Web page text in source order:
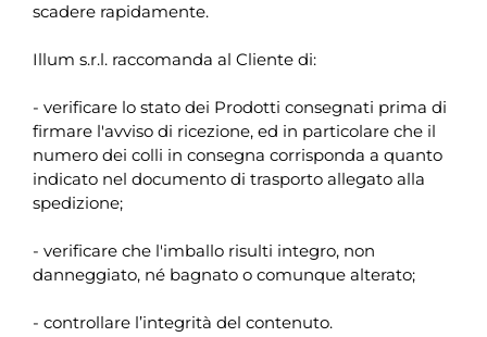
scadere rapidamente.
Illum s.r.l. raccomanda al Cliente di:
- verificare lo stato dei Prodotti consegnati prima di
firmare l'avviso di ricezione, ed in particolare che il
numero dei colli in consegna corrisponda a quanto
indicato nel documento di trasporto allegato alla
spedizione;
- verificare che l'imballo risulti integro, non
danneggiato, né bagnato o comunque alterato;
- controllare l’integrità del contenuto.